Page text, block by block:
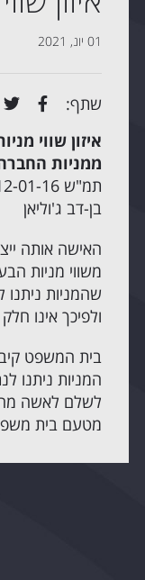
01 יונ, 2021
שתף:
איזון שווי
ממניות
בן-דב ג'וליאן
האישה אותה
משווי מניות
שהמניות ניתנו
ולפיכך אינו
בית המשפט
המניות ניתנו
לשלם לאשה
מטעם בית משפט